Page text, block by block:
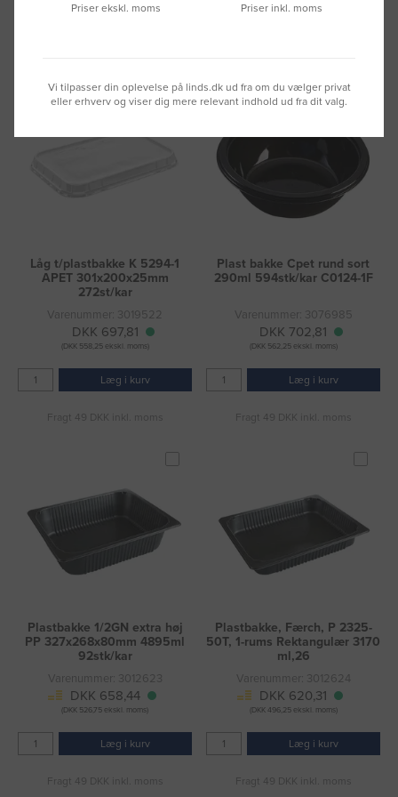
Læg i kurv Læg i kurv
Låg t/plastbakke K 5294-1
APET 301x200x25mm
272st/kar
Varenummer: 3019522
DKK 697,81
(DKK 558,25 ekskl. moms)
Læg i kurv
Fragt 49 DKK inkl. moms
Plast bakke Cpet rund sort
290ml 594stk/kar C0124-1F
Varenummer: 3076985
DKK 702,81
(DKK 562,25 ekskl. moms)
Læg i kurv
Fragt 49 DKK inkl. moms
Plastbakke 1/2GN extra høj
PP 327x268x80mm 4895ml
92stk/kar
Varenummer: 3012623
DKK 658,44
(DKK 526,75 ekskl. moms)
Læg i kurv
Fragt 49 DKK inkl. moms
Plastbakke, Færch, P 2325-
50T, 1-rums Rektangulær 3170
ml,26
Varenummer: 3012624
DKK 620,31
(DKK 496,25 ekskl. moms)
Læg i kurv
Fragt 49 DKK inkl. moms
Priser ekskl. moms Priser inkl. moms
Vi tilpasser din oplevelse på linds.dk ud fra om du vælger privat
eller erhverv og viser dig mere relevant indhold ud fra dit valg.